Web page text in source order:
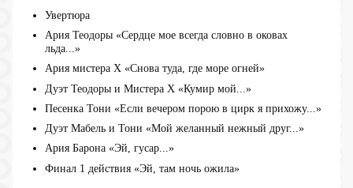
Увертюра
Ария Теодоры «Сердце мое всегда словно в оковах
льда...»
Ария мистера Х «Снова туда, где море огней»
Дуэт Теодоры и Мистера Х «Кумир мой...»
Песенка Тони «Если вечером порою в цирк я прихожу...»
Дуэт Мабель и Тони «Мой желанный нежный друг...»
Ария Барона «Эй, гусар...»
Финал 1 действия «Эй, там ночь ожила»